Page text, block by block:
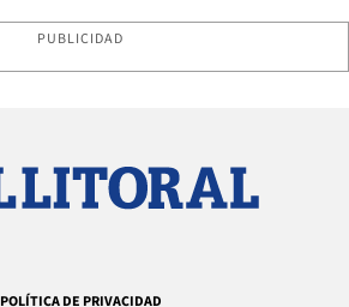
PUBLICIDAD
POLÍTICA DE PRIVACIDAD